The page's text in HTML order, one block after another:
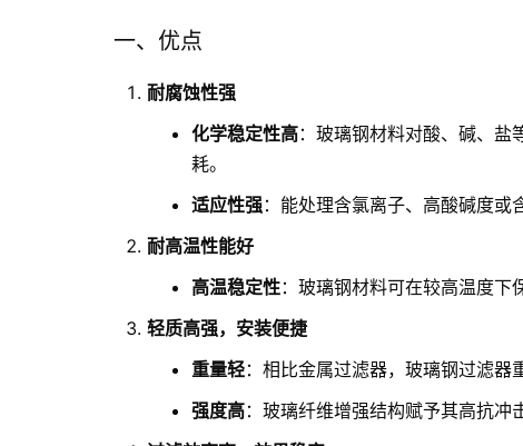
一、优点
耐腐蚀性强
化学稳定性高：玻璃钢材料对酸、碱、盐
耗。
适应性强：能处理含氯离子、高酸碱度或
耐高温性能好
高温稳定性：玻璃钢材料可在较高温度下
轻质高强，安装便捷
重量轻：相比金属过滤器，玻璃钢过滤器
强度高：玻璃纤维增强结构赋予其高抗冲